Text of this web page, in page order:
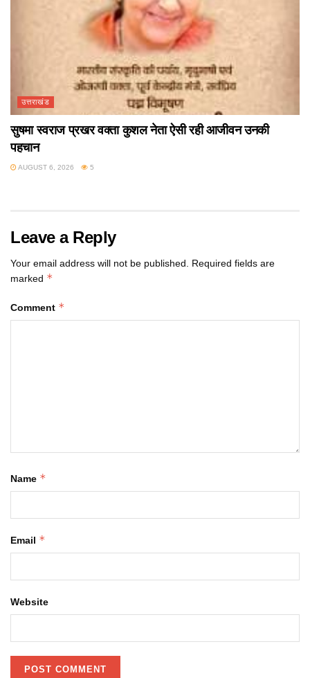
उत्तराखंड
सुषमा स्वराज प्रखर वक्ता कुशल नेता ऐसी रही आजीवन उनकी
पहचान
AUGUST 6, 2026 5
Leave a Reply
Your email address will not be published. Required fields are
marked *
Comment *
Name *
Email *
Website